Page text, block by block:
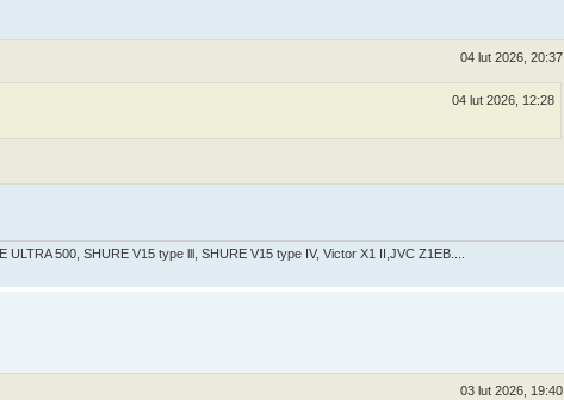
04 lut 2026, 20:37
04 lut 2026, 12:28
500, SHURE V15 type lll, SHURE V15 type IV, Victor X1 II,JVC Z1EB....
03 lut 2026, 19:40